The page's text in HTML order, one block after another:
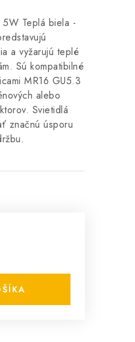
Teplá biela -
a vyžarujú teplé
Sú kompatibilné
MR16 GU5.3
alebo
Svietidlá
značnú úsporu